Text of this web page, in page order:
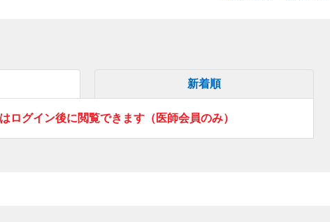
新着順
ログイン後に閲覧できます（医師会員のみ）